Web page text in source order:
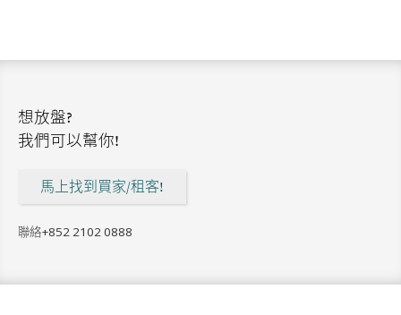
想放盤?
我們可以幫你!
馬上找到買家/租客!
聯絡+852 2102 0888